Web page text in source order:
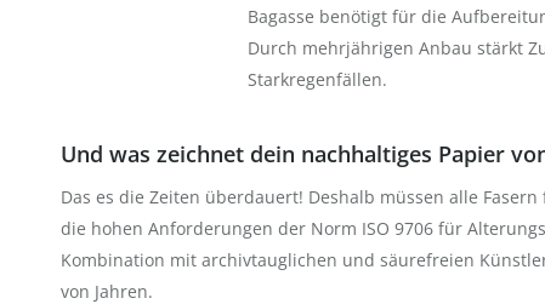
Bagasse benötigt für die
Durch mehrjährigen Anbau stärkt
Starkregenfällen.
Und was zeichnet dein nachhaltiges Papier
Das es die Zeiten überdauert! Deshalb müssen alle
die hohen Anforderungen der Norm ISO 9706 für
Kombination mit archivtauglichen und säurefreien
von Jahren.